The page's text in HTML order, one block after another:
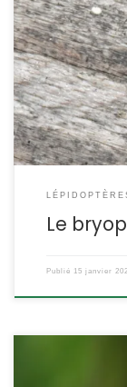
C’est une petite
disruptive et
de chêne ou de
lichens dont sa
POSITION
des Noctuidae,
Le
Publié 15 janvier